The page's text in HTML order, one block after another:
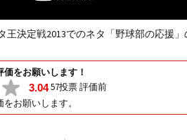
王決定戦2013でのネタ「野球部の応援」
をお願いします！
3.0457投票 評価前
お願いします。